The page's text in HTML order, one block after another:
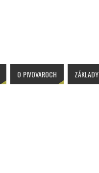
O PIVOVAROCH ZÁKLADY